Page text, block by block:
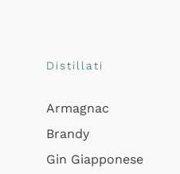
Distillati
Armagnac
Brandy
Gin Giapponese